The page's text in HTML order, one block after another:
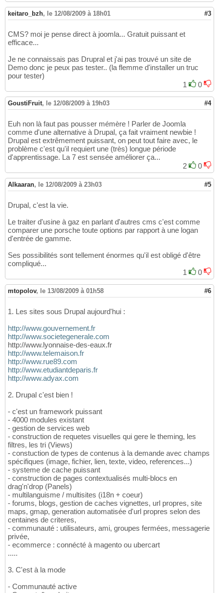
keitaro_bzh, le 12/08/2009 à 18h01 #3
CMS? moi je pense direct à joomla... Gratuit puissant et
efficace...
Je ne connaissais pas Drupral et j'ai pas trouvé un site de
Demo donc je peux pas tester.. (la flemme d'installer un truc
pour tester)
1
0
GoustiFruit, le 12/08/2009 à 19h03 #4
Euh non là faut pas pousser mémère ! Parler de Joomla
comme d'une alternative à Drupal, ça fait vraiment newbie !
Drupal est extrêmement puissant, on peut tout faire avec, le
problème c'est qu'il requiert une (très) longue période
d'apprentissage. La 7 est sensée améliorer ça...
2
0
Alkaaran, le 12/08/2009 à 23h03 #5
Drupal, c'est la vie.
Le traiter d'usine à gaz en parlant d'autres cms c'est comme
comparer une porsche toute options par rapport à une logan
d'entrée de gamme.
Ses possibilités sont tellement énormes qu'il est obligé d'être
compliqué...
1
0
mtopolov, le 13/08/2009 à 01h58 #6
1. Les sites sous Drupal aujourd'hui :
http://www.gouvernement.fr
http://www.societegenerale.com
http://www.lyonnaise-des-eaux.fr
http://www.telemaison.fr
http://www.rue89.com
http://www.etudiantdeparis.fr
http://www.adyax.com
2. Drupal c'est bien !
- c'est un framework puissant
- 4000 modules existant
- gestion de services web
- construction de requetes visuelles qui gere le theming, les
filtres, les tri (Views)
- constuction de types de contenus à la demande avec champs
spécifiques (image, fichier, lien, texte, video, references...)
- systeme de cache puissant
- construction de pages contextualisés multi-blocs en
drag'n'drop (Panels)
- multilanguisme / multisites (i18n + coeur)
- forums, blogs, gestion de caches vignettes, url propres, site
maps, gmap, generation automatisée d'url propres selon des
centaines de criteres,
- communauté : utilisateurs, ami, groupes fermées, messagerie
privée,
- ecommerce : connécté à magento ou ubercart
.....
3. C'est à la mode
- Communauté active